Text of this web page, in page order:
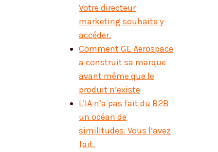
Votre directeur
marketing souhaite y
accéder.
Comment GE Aerospace
a construit sa marque
avant même que le
produit n’existe
L’IA n’a pas fait du B2B
un océan de
similitudes. Vous l’avez
fait.